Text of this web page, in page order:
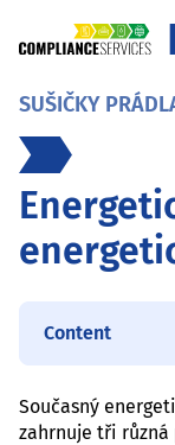
SUŠIČKY
Content
Současný
zahrnuje tři